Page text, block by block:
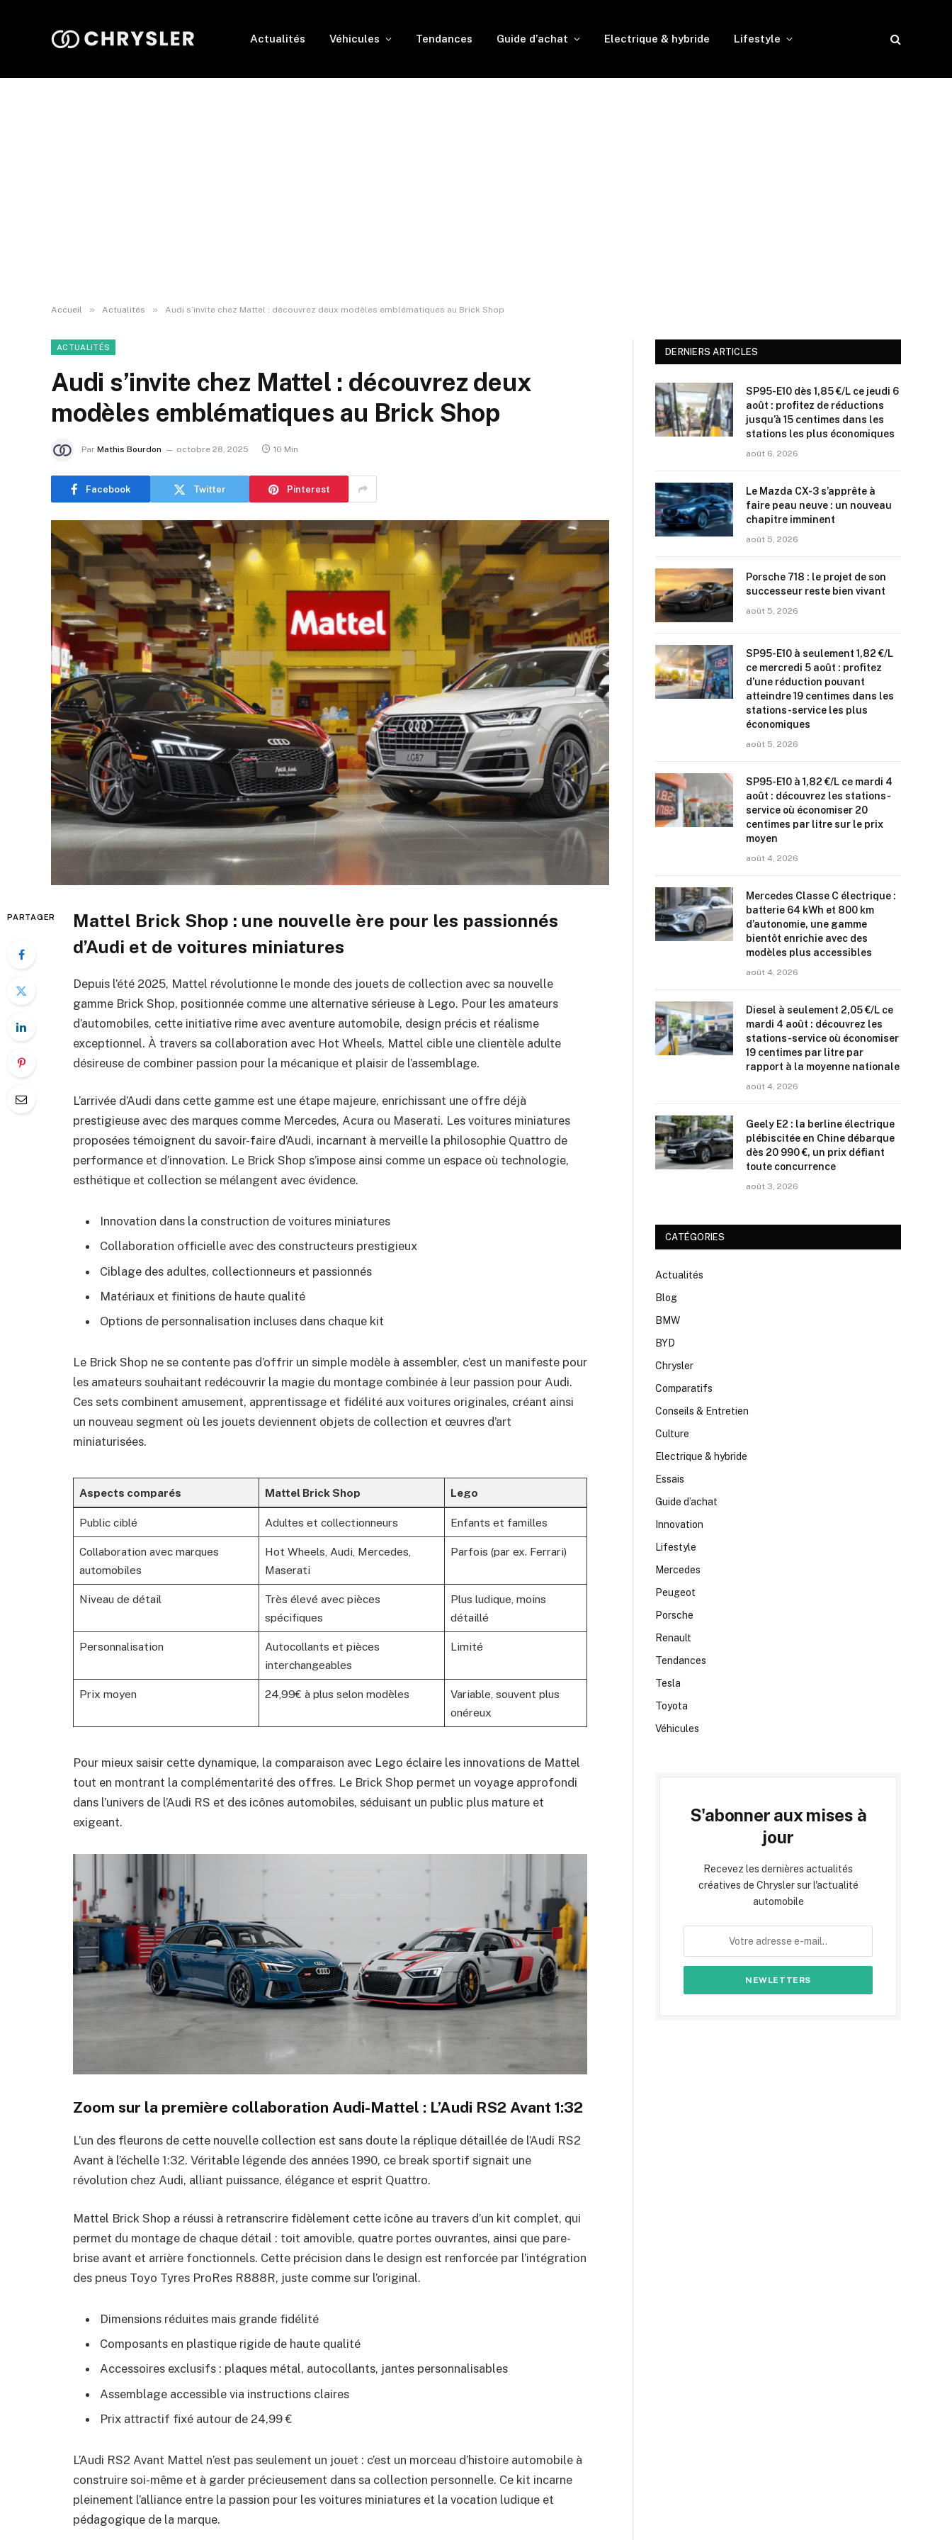
Actualités Véhicules Tendances Guide d’achat Electrique & hybride Lifestyle
Accueil » Actualités » Audi s’invite chez Mattel : découvrez deux modèles emblématiques au Brick Shop
ACTUALITÉS
Audi s’invite chez Mattel : découvrez deux
modèles emblématiques au Brick Shop
Par Mathis Bourdon octobre 28, 2025 10 Min
Facebook Twitter Pinterest
PARTAGER
Mattel Brick Shop : une nouvelle ère pour les passionnés
d’Audi et de voitures miniatures
Depuis l’été 2025, Mattel révolutionne le monde des jouets de collection avec sa nouvelle
gamme Brick Shop, positionnée comme une alternative sérieuse à Lego. Pour les amateurs
d’automobiles, cette initiative rime avec aventure automobile, design précis et réalisme
exceptionnel. À travers sa collaboration avec Hot Wheels, Mattel cible une clientèle adulte
désireuse de combiner passion pour la mécanique et plaisir de l’assemblage.
L’arrivée d’Audi dans cette gamme est une étape majeure, enrichissant une offre déjà
prestigieuse avec des marques comme Mercedes, Acura ou Maserati. Les voitures miniatures
proposées témoignent du savoir-faire d’Audi, incarnant à merveille la philosophie Quattro de
performance et d’innovation. Le Brick Shop s’impose ainsi comme un espace où technologie,
esthétique et collection se mélangent avec évidence.
Innovation dans la construction de voitures miniatures
Collaboration officielle avec des constructeurs prestigieux
Ciblage des adultes, collectionneurs et passionnés
Matériaux et finitions de haute qualité
Options de personnalisation incluses dans chaque kit
Le Brick Shop ne se contente pas d’offrir un simple modèle à assembler, c’est un manifeste pour
les amateurs souhaitant redécouvrir la magie du montage combinée à leur passion pour Audi.
Ces sets combinent amusement, apprentissage et fidélité aux voitures originales, créant ainsi
un nouveau segment où les jouets deviennent objets de collection et œuvres d’art
miniaturisées.
Aspects comparés Mattel Brick Shop Lego
Public ciblé Adultes et collectionneurs Enfants et familles
Collaboration avec marques
automobiles
Hot Wheels, Audi, Mercedes,
Maserati
Parfois (par ex. Ferrari)
Niveau de détail
Très élevé avec pièces
spécifiques
Plus ludique, moins
détaillé
Personnalisation
Autocollants et pièces
interchangeables
Limité
Prix moyen 24,99€ à plus selon modèles
Variable, souvent plus
onéreux
Pour mieux saisir cette dynamique, la comparaison avec Lego éclaire les innovations de Mattel
tout en montrant la complémentarité des offres. Le Brick Shop permet un voyage approfondi
dans l’univers de l’Audi RS et des icônes automobiles, séduisant un public plus mature et
exigeant.
Zoom sur la première collaboration Audi-Mattel : L’Audi RS2 Avant 1:32
L’un des fleurons de cette nouvelle collection est sans doute la réplique détaillée de l’Audi RS2
Avant à l’échelle 1:32. Véritable légende des années 1990, ce break sportif signait une
révolution chez Audi, alliant puissance, élégance et esprit Quattro.
Mattel Brick Shop a réussi à retranscrire fidèlement cette icône au travers d’un kit complet, qui
permet du montage de chaque détail : toit amovible, quatre portes ouvrantes, ainsi que pare-
brise avant et arrière fonctionnels. Cette précision dans le design est renforcée par l’intégration
des pneus Toyo Tyres ProRes R888R, juste comme sur l’original.
Dimensions réduites mais grande fidélité
Composants en plastique rigide de haute qualité
Accessoires exclusifs : plaques métal, autocollants, jantes personnalisables
Assemblage accessible via instructions claires
Prix attractif fixé autour de 24,99 €
L’Audi RS2 Avant Mattel n’est pas seulement un jouet : c’est un morceau d’histoire automobile à
construire soi-même et à garder précieusement dans sa collection personnelle. Ce kit incarne
pleinement l’alliance entre la passion pour les voitures miniatures et la vocation ludique et
pédagogique de la marque.
DERNIERS ARTICLES
SP95-E10 dès 1,85 €/L ce jeudi 6
août : profitez de réductions
jusqu’à 15 centimes dans les
stations les plus économiques
août 6, 2026
Le Mazda CX-3 s’apprête à
faire peau neuve : un nouveau
chapitre imminent
août 5, 2026
Porsche 718 : le projet de son
successeur reste bien vivant
août 5, 2026
SP95-E10 à seulement 1,82 €/L
ce mercredi 5 août : profitez
d’une réduction pouvant
atteindre 19 centimes dans les
stations-service les plus
économiques
août 5, 2026
SP95-E10 à 1,82 €/L ce mardi 4
août : découvrez les stations-
service où économiser 20
centimes par litre sur le prix
moyen
août 4, 2026
Mercedes Classe C électrique :
batterie 64 kWh et 800 km
d’autonomie, une gamme
bientôt enrichie avec des
modèles plus accessibles
août 4, 2026
Diesel à seulement 2,05 €/L ce
mardi 4 août : découvrez les
stations-service où économiser
19 centimes par litre par
rapport à la moyenne nationale
août 4, 2026
Geely E2 : la berline électrique
plébiscitée en Chine débarque
dès 20 990 €, un prix défiant
toute concurrence
août 3, 2026
CATÉGORIES
Actualités
Blog
BMW
BYD
Chrysler
Comparatifs
Conseils & Entretien
Culture
Electrique & hybride
Essais
Guide d’achat
Innovation
Lifestyle
Mercedes
Peugeot
Porsche
Renault
Tendances
Tesla
Toyota
Véhicules
S'abonner aux mises à
jour
Recevez les dernières actualités
créatives de Chrysler sur l'actualité
automobile